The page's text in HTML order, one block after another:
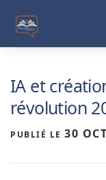
A PROPOS
IA et
révolution
PUBLIÉ LE 30